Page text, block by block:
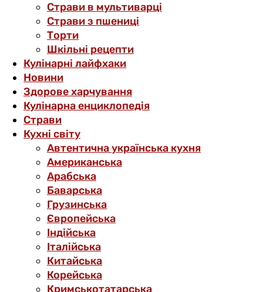
Страви в мультиварці
Страви з пшениці
Торти
Шкільні рецепти
Кулінарні лайфхаки
Новини
Здорове харчування
Кулінарна енциклопедія
Страви
Кухні світу
Автентична українська кухня
Американська
Арабська
Баварська
Грузинська
Європейська
Індійська
Італійська
Китайська
Корейська
Кримськотатарська